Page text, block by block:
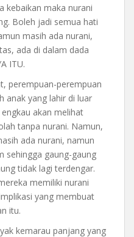
kebaikan maka nurani
Boleh jadi semua hati
masih ada nurani,
ada di dalam dada
ITU.
perempuan-perempuan
anak yang lahir di luar
akan melihat
tanpa nurani. Namun,
ada nurani, namun
sehingga gaung-gaung
tidak lagi terdengar.
memiliki nurani
yang membuat
itu.
kemarau panjang yang